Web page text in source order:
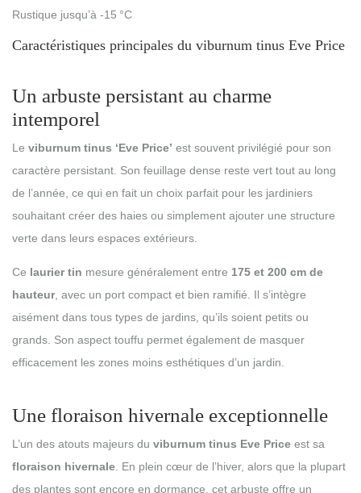
Rustique jusqu’à -15 °C
Caractéristiques principales du viburnum tinus Eve Price
Un arbuste persistant au charme
intemporel
Le viburnum tinus ‘Eve Price’ est souvent privilégié pour son
caractère persistant. Son feuillage dense reste vert tout au long
de l’année, ce qui en fait un choix parfait pour les jardiniers
souhaitant créer des haies ou simplement ajouter une structure
verte dans leurs espaces extérieurs.
Ce laurier tin mesure généralement entre 175 et 200 cm de
hauteur, avec un port compact et bien ramifié. Il s’intègre
aisément dans tous types de jardins, qu’ils soient petits ou
grands. Son aspect touffu permet également de masquer
efficacement les zones moins esthétiques d’un jardin.
Une floraison hivernale exceptionnelle
L’un des atouts majeurs du viburnum tinus Eve Price est sa
floraison hivernale . En plein cœur de l’hiver, alors que la plupart
des plantes sont encore en dormance, cet arbuste offre un